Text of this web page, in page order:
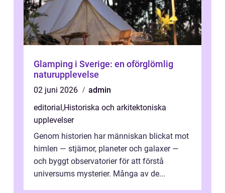
Glamping i Sverige: en oförglömlig
naturupplevelse
02 juni 2026
admin
editorial ,Historiska och arkitektoniska
upplevelser
Genom historien har människan blickat mot
himlen — stjärnor, planeter och galaxer —
och byggt observatorier för att förstå
universums mysterier. Många av de...